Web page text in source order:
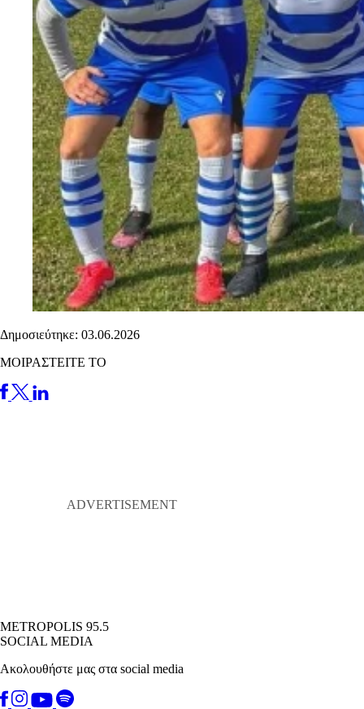
Δημοσιεύτηκε: 03.06.2026
ΜΟΙΡΑΣΤΕΙΤΕ ΤΟ
METROPOLIS 95.5
SOCIAL MEDIA
Ακολουθήστε μας στα social media